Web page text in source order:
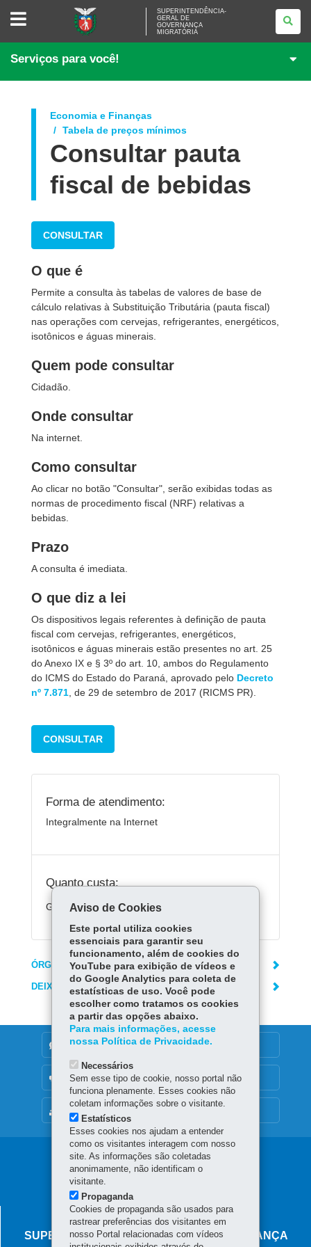
SUPERINTENDÊNCIA-
GOVERNANÇA
SUPERINTENDÊNCIA-
GERAL DE
GOVERNANÇA
MIGRATÓRIA
Serviços para você!
Economia e Finanças
Tabela de preços mínimos
Consultar pauta
fiscal de bebidas
CONSULTAR
O que é
Permite a consulta às tabelas de valores de base de
cálculo relativas à Substituição Tributária (pauta fiscal)
nas operações com cervejas, refrigerantes, energéticos,
isotônicos e águas minerais.
Quem pode consultar
Cidadão.
Onde consultar
Na internet.
Como consultar
Ao clicar no botão "Consultar", serão exibidas todas as
normas de procedimento fiscal (NRF) relativas a
bebidas.
Prazo
A consulta é imediata.
O que diz a lei
Os dispositivos legais referentes à definição de pauta
fiscal com cervejas, refrigerantes, energéticos,
isotônicos e águas minerais estão presentes no art. 25
do Anexo IX e § 3º do art. 10, ambos do Regulamento
do ICMS do Estado do Paraná, aprovado pelo Decreto
nº 7.871 , de 29 de setembro de 2017 (RICMS PR).
CONSULTAR
Forma de atendimento:
Integralmente na Internet
Quanto custa:
Gratuito.
ÓRGÃO RESPONSÁVEL
DEIXE SUA OPINIÃO
DENUNCIE CORRUPÇÃO
OUVIDORIA
Navegação
principal
AGÊNCIA DO MIGRANTE
SUPERINTENDÊNCIA-GERAL DE GOVERNANÇA
Aviso de Cookies
Este portal utiliza cookies
essenciais para garantir seu
funcionamento, além de cookies do
YouTube para exibição de vídeos e
do Google Analytics para coleta de
estatísticas de uso. Você pode
escolher como tratamos os cookies
a partir das opções abaixo.
Para mais informações, acesse
nossa Política de Privacidade.
Necessários
Sem esse tipo de cookie, nosso portal não
funciona plenamente. Esses cookies não
coletam informações sobre o visitante.
Estatísticos
Esses cookies nos ajudam a entender
como os visitantes interagem com nosso
site. As informações são coletadas
anonimamente, não identificam o
visitante.
Propaganda
Cookies de propaganda são usados para
rastrear preferências dos visitantes em
nosso Portal relacionadas com vídeos